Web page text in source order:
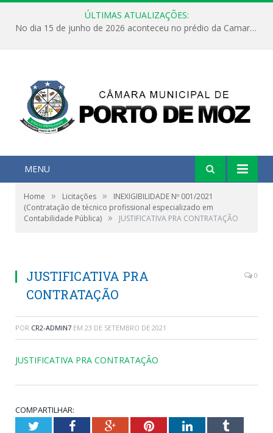
ÚLTIMAS ATUALIZAÇÕES:
No dia 15 de junho de 2026 aconteceu no prédio da Camara Municipal de Porto de Moz /Pará a Sessão Ordinária
MENU
Home » Licitações »
INEXIGIBILIDADE Nº 001/2021
(Contratação de técnico profissional especializado em
Contabilidade Pública) » JUSTIFICATIVA PRA CONTRATAÇÃO
JUSTIFICATIVA PRA
CONTRATAÇÃO
0
POR CR2-ADMIN7 EM 23 DE SETEMBRO DE 2021
JUSTIFICATIVA PRA CONTRATAÇÃO
COMPARTILHAR:
TwitterFacebookGoogle+PinterestLinkedInTumblr